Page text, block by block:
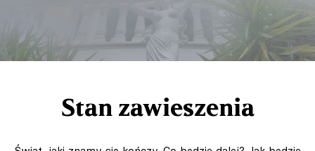
Stan zawieszenia